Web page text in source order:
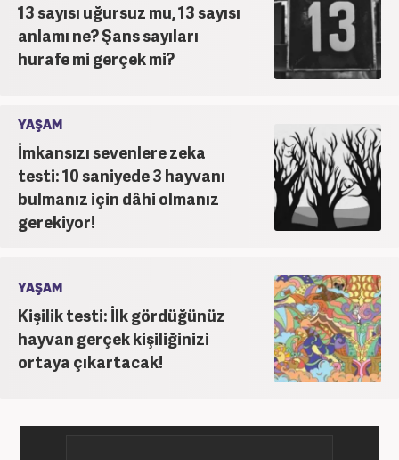
13 sayısı uğursuz mu, 13 sayısı
anlamı ne? Şans sayıları
hurafe mi gerçek mi?
YAŞAM
İmkansızı sevenlere zeka
testi: 10 saniyede 3 hayvanı
bulmanız için dâhi olmanız
gerekiyor!
YAŞAM
Kişilik testi: İlk gördüğünüz
hayvan gerçek kişiliğinizi
ortaya çıkartacak!